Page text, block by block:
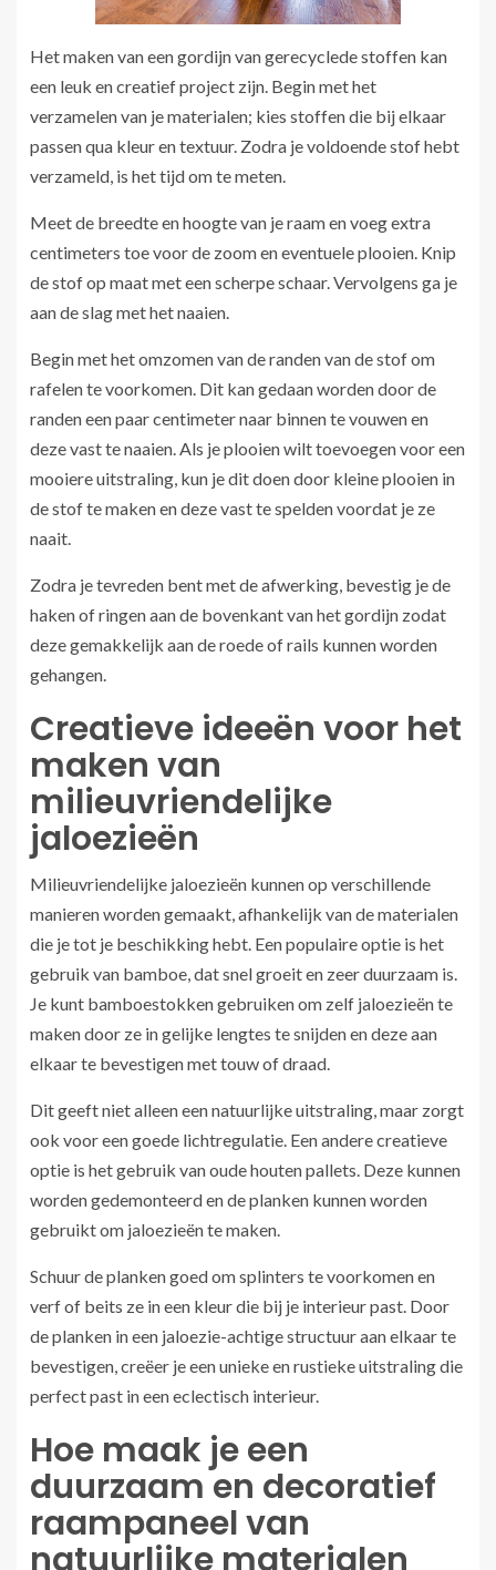
Het maken van een gordijn van gerecyclede stoffen kan
een leuk en creatief project zijn. Begin met het
verzamelen van je materialen; kies stoffen die bij elkaar
passen qua kleur en textuur. Zodra je voldoende stof hebt
verzameld, is het tijd om te meten.
Meet de breedte en hoogte van je raam en voeg extra
centimeters toe voor de zoom en eventuele plooien. Knip
de stof op maat met een scherpe schaar. Vervolgens ga je
aan de slag met het naaien.
Begin met het omzomen van de randen van de stof om
rafelen te voorkomen. Dit kan gedaan worden door de
randen een paar centimeter naar binnen te vouwen en
deze vast te naaien. Als je plooien wilt toevoegen voor een
mooiere uitstraling, kun je dit doen door kleine plooien in
de stof te maken en deze vast te spelden voordat je ze
naait.
Zodra je tevreden bent met de afwerking, bevestig je de
haken of ringen aan de bovenkant van het gordijn zodat
deze gemakkelijk aan de roede of rails kunnen worden
gehangen.
Creatieve ideeën voor het
maken van
milieuvriendelijke
jaloezieën
Milieuvriendelijke jaloezieën kunnen op verschillende
manieren worden gemaakt, afhankelijk van de materialen
die je tot je beschikking hebt. Een populaire optie is het
gebruik van bamboe, dat snel groeit en zeer duurzaam is.
Je kunt bamboestokken gebruiken om zelf jaloezieën te
maken door ze in gelijke lengtes te snijden en deze aan
elkaar te bevestigen met touw of draad.
Dit geeft niet alleen een natuurlijke uitstraling, maar zorgt
ook voor een goede lichtregulatie. Een andere creatieve
optie is het gebruik van oude houten pallets. Deze kunnen
worden gedemonteerd en de planken kunnen worden
gebruikt om jaloezieën te maken.
Schuur de planken goed om splinters te voorkomen en
verf of beits ze in een kleur die bij je interieur past. Door
de planken in een jaloezie-achtige structuur aan elkaar te
bevestigen, creëer je een unieke en rustieke uitstraling die
perfect past in een eclectisch interieur.
Hoe maak je een
duurzaam en decoratief
raampaneel van
natuurlijke materialen